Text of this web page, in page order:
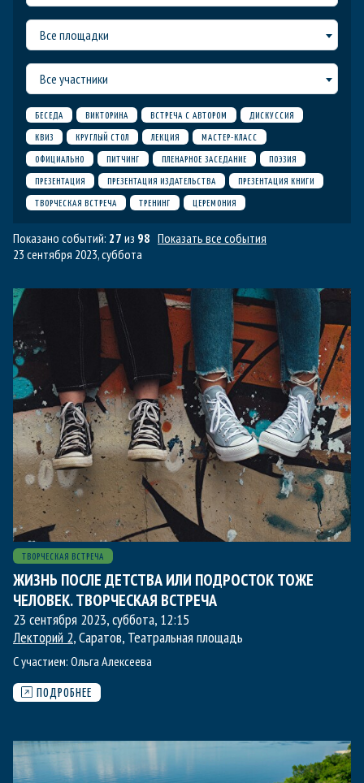
Все площадки
Все участники
БЕСЕДА ВИКТОРИНА ВСТРЕЧА С АВТОРОМ ДИСКУССИЯ
КВИЗ КРУГЛЫЙ СТОЛ ЛЕКЦИЯ МАСТЕР-КЛАСС
ОФИЦИАЛЬНО ПИТЧИНГ ПЛЕНАРНОЕ ЗАСЕДАНИЕ ПОЭЗИЯ
ПРЕЗЕНТАЦИЯ ПРЕЗЕНТАЦИЯ ИЗДАТЕЛЬСТВА ПРЕЗЕНТАЦИЯ КНИГИ
ТВОРЧЕСКАЯ ВСТРЕЧА ТРЕНИНГ ЦЕРЕМОНИЯ
Показано событий: 27 из 98 Показать все события
23 сентября 2023, суббота
ТВОРЧЕСКАЯ ВСТРЕЧА
ЖИЗНЬ ПОСЛЕ ДЕТСТВА ИЛИ ПОДРОСТОК ТОЖЕ
ЧЕЛОВЕК. ТВОРЧЕСКАЯ ВСТРЕЧА
23 сентября 2023, суббота, 12:15
Лекторий 2, Саратов, Театральная площадь
С участием: Ольга Алексеева
ПОДРОБНЕЕ